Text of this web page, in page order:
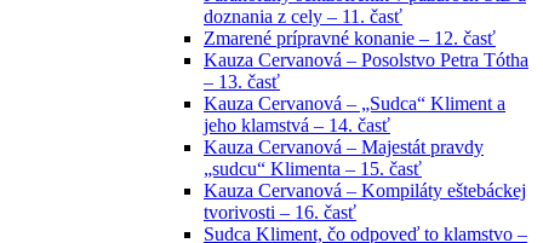
doznania z cely – 11. časť
Zmarené prípravné konanie – 12. časť
Kauza Cervanová – Posolstvo Petra Tótha
– 13. časť
Kauza Cervanová – „Sudca“ Kliment a
jeho klamstvá – 14. časť
Kauza Cervanová – Majestát pravdy
„sudcu“ Klimenta – 15. časť
Kauza Cervanová – Kompiláty eštebáckej
tvorivosti – 16. časť
Sudca Kliment, čo odpoveď to klamstvo –